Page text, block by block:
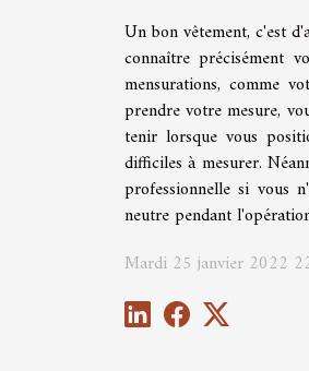
Un bon vêtement, c'est
connaître précisément
mensurations, comme
prendre votre mesure,
tenir lorsque vous
difficiles à mesurer.
professionnelle si vous
neutre pendant
Mardi 25 janvier 2022